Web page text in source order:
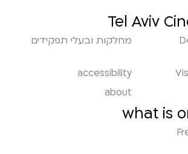
Tel Aviv
מחלקות ובעלי תפקידים
accessibility
about
what is